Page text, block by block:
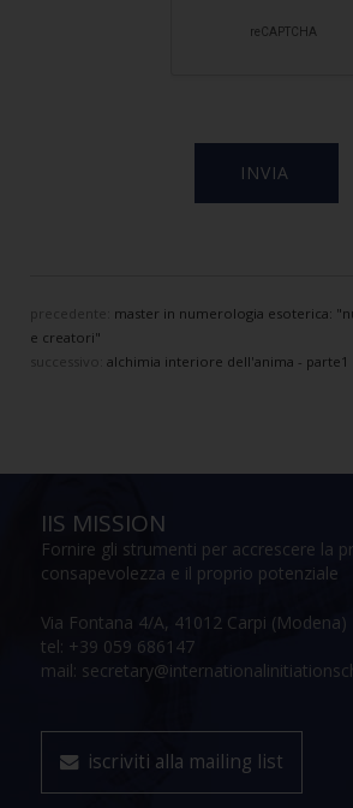
precedente: master in numerologia esoterica:
e creatori"
alchimia interiore dell'anima - parte1
IIS MISSION
Fornire gli strumenti per accrescere la
consapevolezza e il proprio potenziale
Via Fontana 4/A, 41012 Carpi (Modena)
tel: +39 059 686147
mail:
iscriviti alla mailing list